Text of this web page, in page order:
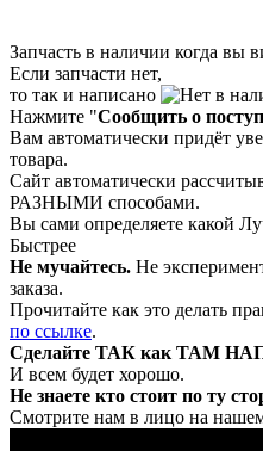
Запчасть в наличии когда вы
Если запчасти нет,
то так и написано
Нажмите "Сообщить о
Вам автоматически придёт
товара.
Сайт автоматически
РАЗНЫМИ способами.
Вы сами определяете какой
Быстрее
Не мучайтесь. Не
заказа.
Прочитайте как это делать
по ссылке.
Сделайте ТАК как ТАМ
И всем будет хорошо.
Не знаете кто стоит по ту
Смотрите нам в лицо на